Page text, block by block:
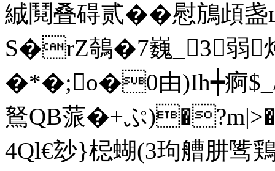
絾鬩叠碍贰��慰鴋頉
S�rZ鵸�7巍_3弱
�*�;o�0由)Ih┿痾
鴑QB蒎�+ぷ
4Ql€玅}梞蝴(3玽艚肼骘